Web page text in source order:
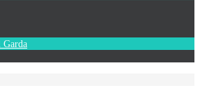
Garda